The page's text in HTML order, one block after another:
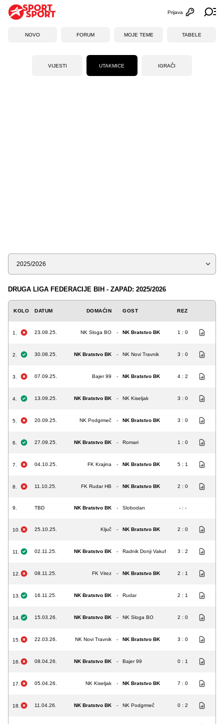
Otvori
Prijava
NOVO FORUM MOJE TEME TABELE
VIJESTI UTAKMICE IGRAČI
Sezona
DRUGA LIGA FEDERACIJE BIH - ZAPAD: 2025/2026
KOLO DATUM DOMAĆIN GOST REZ
1. 23.08.25. NK Sloga BO - NK Bratstvo BK 1 : 0
2. 30.08.25. NK Bratstvo BK - NK Novi Travnik 3 : 0
3. 07.09.25. Bajer 99 - NK Bratstvo BK 4 : 2
4. 13.09.25. NK Bratstvo BK - NK Kiseljak 3 : 0
5. 20.09.25. NK Podgrmeč - NK Bratstvo BK 3 : 0
6. 27.09.25. NK Bratstvo BK - Romari 1 : 0
7. 04.10.25. FK Krajina - NK Bratstvo BK 5 : 1
8. 11.10.25. FK Rudar HB - NK Bratstvo BK 2 : 0
9. TBD NK Bratstvo BK - Slobodan - : -
10. 25.10.25. Ključ - NK Bratstvo BK 2 : 0
11. 02.11.25. NK Bratstvo BK - Radnik Donji Vakuf 3 : 2
12. 08.11.25. FK Vitez - NK Bratstvo BK 2 : 1
13. 16.11.25. NK Bratstvo BK - Rudar 2 : 1
14. 15.03.26. NK Bratstvo BK - NK Sloga BO 2 : 0
15. 22.03.26. NK Novi Travnik - NK Bratstvo BK 3 : 0
16. 08.04.26. NK Bratstvo BK - Bajer 99 0 : 1
17. 05.04.26. NK Kiseljak - NK Bratstvo BK 7 : 0
18. 11.04.26. NK Bratstvo BK - NK Podgrmeč 0 : 2